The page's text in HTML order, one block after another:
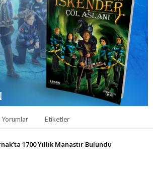
Yorumlar Etiketler
1700 Yıllık Manastır Bulundu